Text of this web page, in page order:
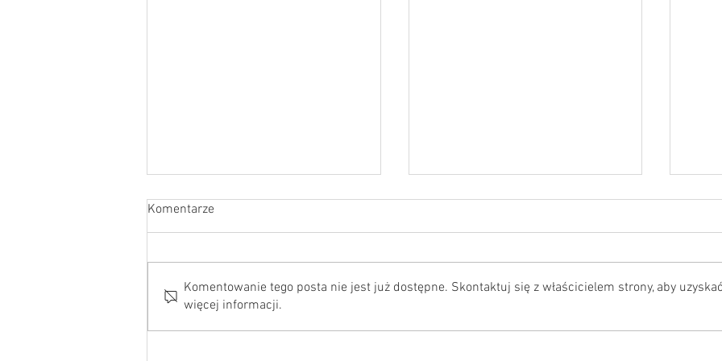
Zanim próbka krwi trafi do
Dlaczego zapalenie trzustki u
Czy
Komentarze
Komentowanie tego posta nie jest już dostępne. Skontaktuj się z właścicielem strony, aby uzyskać
więcej informacji.